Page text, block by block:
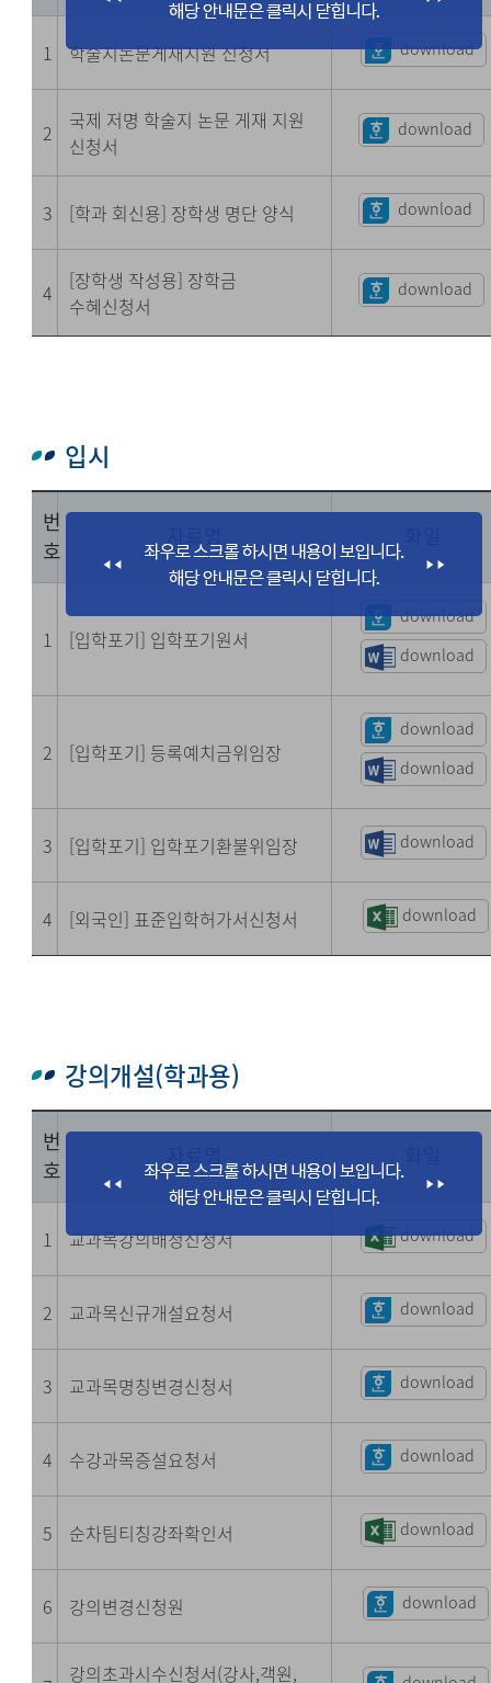
1 학술지논문게재지원 신청서 download
2
국제 저명 학술지 논문 게재 지원
신청서
download
3 [학과 회신용] 장학생 명단 양식 download
4
[장학생 작성용] 장학금
수혜신청서
download
입시
번
호
1 [입학포기] 입학포기원서
download
download
2 [입학포기] 등록예치금위임장
download
download
3 [입학포기] 입학포기환불위임장 download
4 [외국인] 표준입학허가서신청서 download
강의개설(학과용)
번
호
1 교과목강의배정신청서 download
2 교과목신규개설요청서 download
3 교과목명칭변경신청서 download
4 수강과목증설요청서 download
5 순차팀티칭강좌확인서 download
6 강의변경신청원 download
강의초과시수신청서(강사,객원,